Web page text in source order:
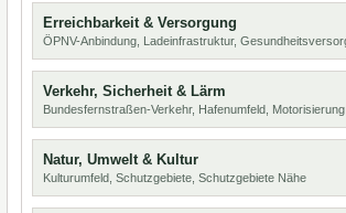
Erreichbarkeit & Versorgung
ÖPNV-Anbindung, Ladeinfrastruktur,
Verkehr, Sicherheit & Lärm
Bundesfernstraßen-Verkehr, Hafenumfeld, Motorisierung
Natur, Umwelt & Kultur
Kulturumfeld, Schutzgebiete, Schutzgebiete Nähe